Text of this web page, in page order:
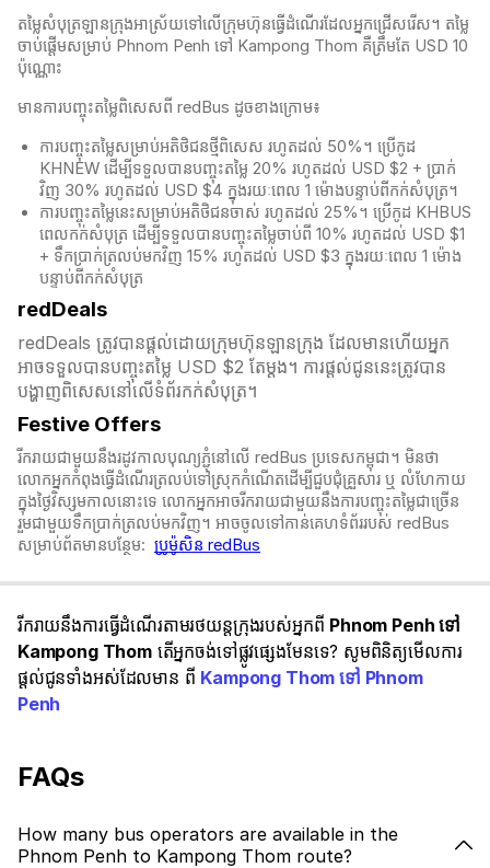
តម្លៃសំបុត្រឡានក្រុងអាស្រ័យទៅលើក្រុមហ៊ុនធ្វើដំណើរដែលអ្នកជ្រើសរើស។ តម្លៃ
ចាប់ផ្តើមសម្រាប់ Phnom Penh ទៅ Kampong Thom គឺត្រឹមតែ USD 10
ប៉ុណ្ណោះ
មានការបញ្ចុះតម្លៃពិសេសពី redBus ដូចខាងក្រោម៖
ការបញ្ចុះតម្លៃសម្រាប់អតិថិជនថ្មីពិសេស រហូតដល់ 50%។ ប្រើកូដ
KHNEW ដើម្បីទទួលបានបញ្ចុះតម្លៃ 20% រហូតដល់ USD $2 + ប្រាក់
វិញ 30% រហូតដល់ USD $4 ក្នុងរយៈពេល 1 ម៉ោងបន្ទាប់ពីកក់សំបុត្រ។
ការបញ្ចុះតម្លៃនេះសម្រាប់អតិថិជនចាស់ រហូតដល់ 25%។ ប្រើកូដ KHBUS
ពេលកក់សំបុត្ រ ដើម្បីទទួលបានបញ្ចុះតម្លៃចាប់ពី 10% រហូតដល់ USD $1
+ ទឹកប្រាក់ត្រលប់មកវិញ 15% រហូតដល់ USD $3 ក្នុងរយៈពេល 1 ម៉ោង
បន្ទាប់ពីកក់សំបុត្
redDeals
redDeals ត្រូវបានផ្តល់ដោយក្រុមហ៊ុនឡានក្រុង ដែលមានហើយអ្នក
អាចទទួលបានបញ្ចុះតម្លៃ USD $2 តែម្ដង។ ការផ្តល់ជូននេះត្រូវបាន
បង្ហាញពិសេសនៅលើទំព័រកក់សំបុត្រ។​​
Festive Offers
រីករាយជាមួយនឹងរដូវកាលបុណ្យភ្ជុំ​នៅលើ redBus ប្រទេសកម្ពុជា។ មិនថា
លោកអ្នកកំពុងធ្វើដំណើរត្រលប់ទៅស្រុកកំណើតដើម្បីជួបជុំគ្រួសារ ឬ លំហែកាយ
ក្នុងថ្ងៃវិស្សមកាលនោះទេ លោកអ្នកអាចរីករាយជាមួយនឹងការបញ្ចុះតម្លៃជាច្រើន
រួមជាមួយទឹកប្រាក់ត្រលប់មកវិញ។ អាចចូលទៅកាន់គេហទំព័ររបស់ redBus
សម្រាប់ព័តមានបន្ថែម: ប្រូម៉ូសិន redBus
រីករាយនឹងការធ្វើដំណើរតាមរថយន្តក្រុងរបស់អ្នកពី Phnom Penh ទៅ
Kampong Thomតើអ្នកចង់ទៅផ្លូវផ្សេងមែនទេ? សូមពិនិត្យមើលការ
ផ្តល់ជូនទាំងអស់ដែលមាន ពី Kampong Thom ទៅ Phnom
Penh
FAQs
How many bus operators are available in the
Phnom Penh to Kampong Thom route?